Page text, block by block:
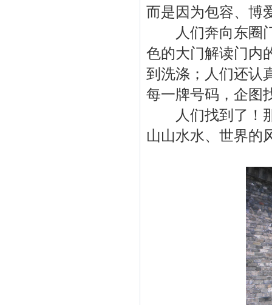
而是因为包容、博
人们奔向东圈门
色的大门解读门内
到洗涤；人们还认
每一牌号码，企图
人们找到了！那
山山水水、世界的